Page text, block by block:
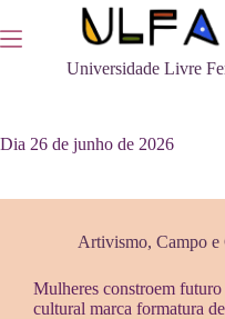
para
o
Universidade Livre
Dia 26 de junho de 2026
Artivismo, Campo e
Mulheres constroem
cultural marca formatura